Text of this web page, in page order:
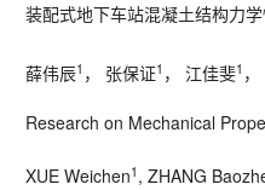
装配式地下车站混凝土结构力
薛伟辰1 ， 张保证1 ， 江佳斐1
Research on Mechanical
XUE Weichen1 , ZHANG